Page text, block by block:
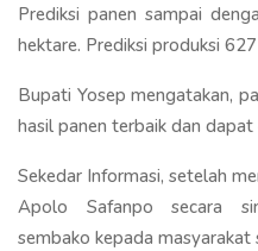
Prediksi panen sampai
hektare. Prediksi produksi
Bupati Yosep mengatakan,
hasil panen terbaik dan
Sekedar Informasi, setelah
Apolo Safanpo secara
sembako kepada masyarakat